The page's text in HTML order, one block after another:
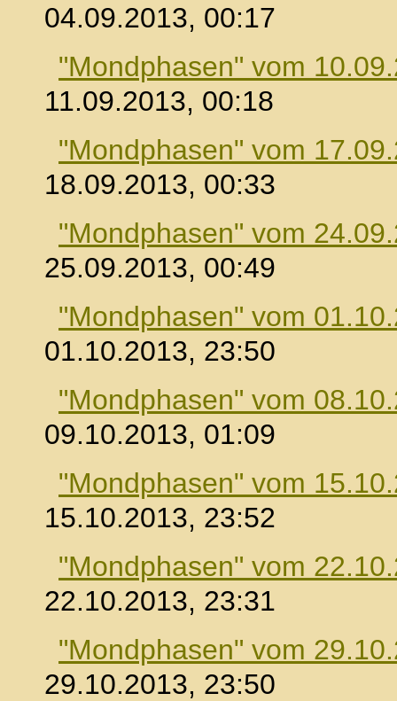
04.09.2013, 00:17
"Mondphasen" vom
11.09.2013, 00:18
"Mondphasen" vom
18.09.2013, 00:33
"Mondphasen" vom
25.09.2013, 00:49
"Mondphasen" vom
01.10.2013, 23:50
"Mondphasen" vom
09.10.2013, 01:09
"Mondphasen" vom
15.10.2013, 23:52
"Mondphasen" vom
22.10.2013, 23:31
"Mondphasen" vom
29.10.2013, 23:50